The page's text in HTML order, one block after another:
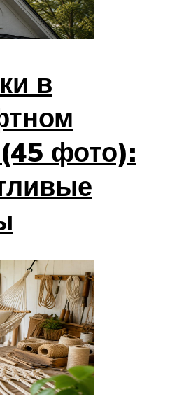
в
фото):